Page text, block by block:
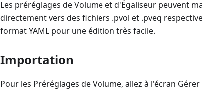
Les préréglages de Volume et d'Égaliseur peuvent
directement vers des fichiers .pvol et .pveq
format YAML pour une édition très facile.
Importation
Pour les Préréglages de Volume, allez à l'écran